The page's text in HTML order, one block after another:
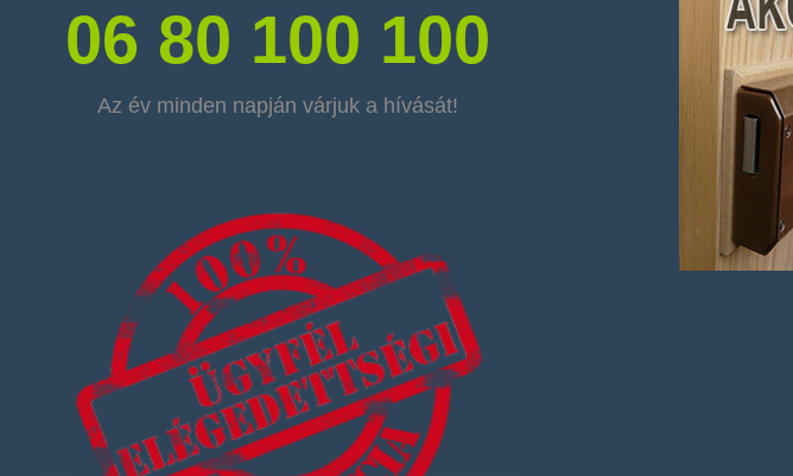
06 80 100 100
Az év minden napján várjuk a hívását!